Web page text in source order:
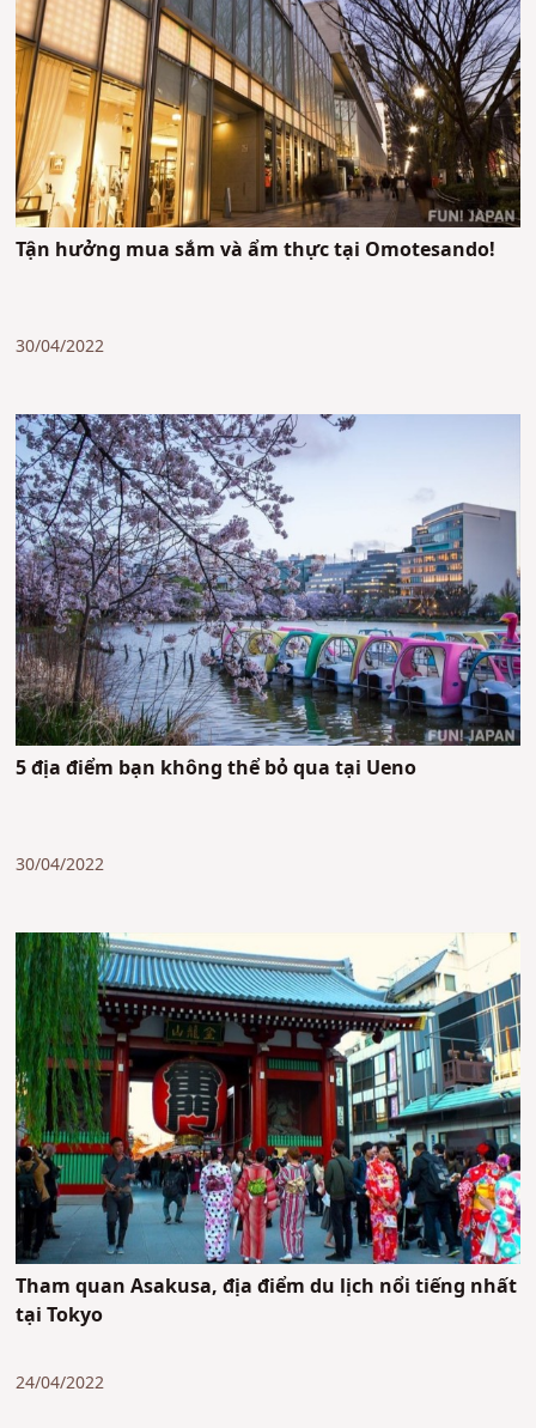
Tận hưởng mua sắm và ẩm thực tại Omotesando!
30/04/2022
5 địa điểm bạn không thể bỏ qua tại Ueno
30/04/2022
Tham quan Asakusa, địa điểm du lịch nổi tiếng nhất
tại Tokyo
24/04/2022